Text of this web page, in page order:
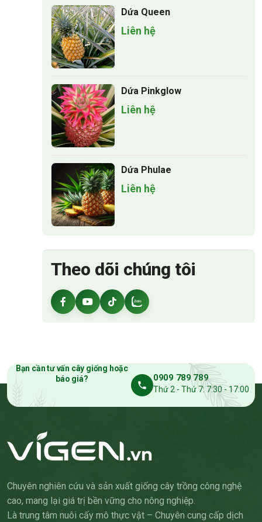
Dứa Queen
Liên hệ
Dứa Pinkglow
Liên hệ
Dứa Phulae
Liên hệ
Theo dõi chúng tôi
Bạn cần tư vấn cây giống hoặc
báo giá?
0909 789 789
Thứ 2 - Thứ 7: 7:30 - 17:00
Chuyên nghiên cứu và sản xuất giống cây trồng công nghệ
cao, mang lại giá trị bền vững cho nông nghiệp.
Là trung tâm nuôi cấy mô thực vật – Chuyên cung cấp dịch